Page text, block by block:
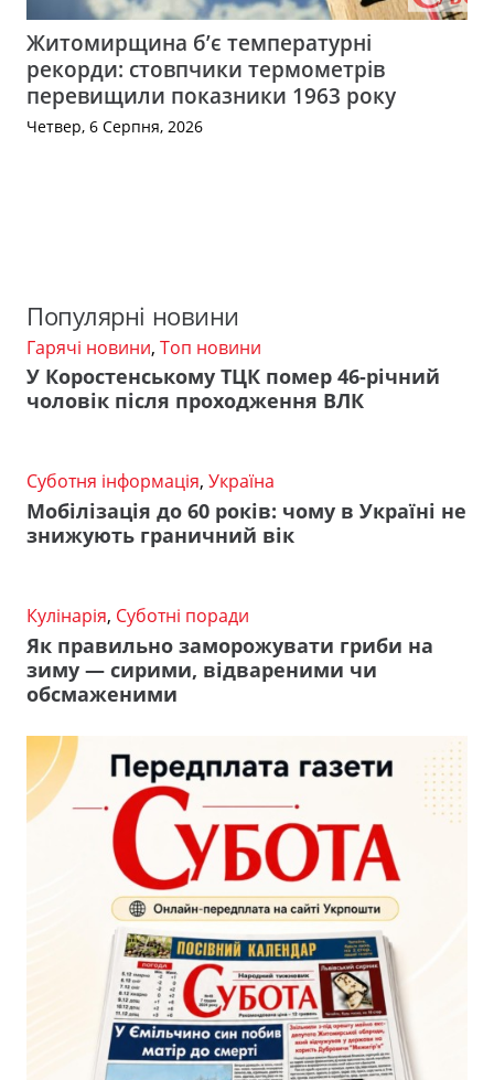
Житомирщина б’є температурні
рекорди: стовпчики термометрів
перевищили показники 1963 року
Четвер, 6 Серпня, 2026
Популярні новини
Гарячі новини, Топ новини
У Коростенському ТЦК помер 46-річний
чоловік після проходження ВЛК
Суботня інформація, Україна
Мобілізація до 60 років: чому в Україні не
знижують граничний вік
Кулінарія, Суботні поради
Як правильно заморожувати гриби на
зиму — сирими, відвареними чи
обсмаженими